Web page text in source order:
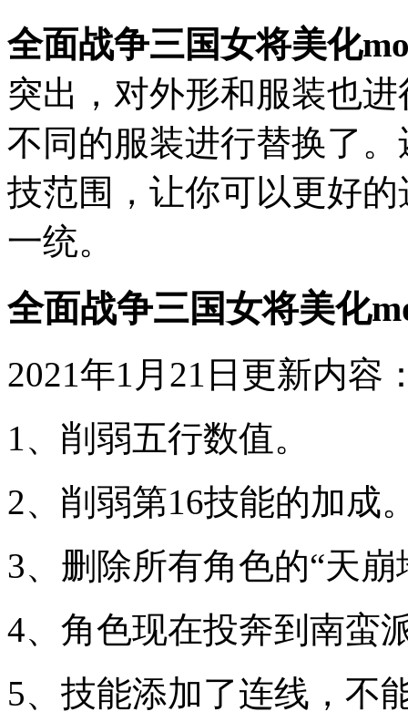
全面战争三国女将美化
突出，对外形和服装也
不同的服装进行替换了
技范围，让你可以更好
一统。
全面战争三国女将美化
2021年1月21日更新内容
1、削弱五行数值。
2、削弱第16技能的加成
3、删除所有角色的“天
4、角色现在投奔到南蛮
5、技能添加了连线，不